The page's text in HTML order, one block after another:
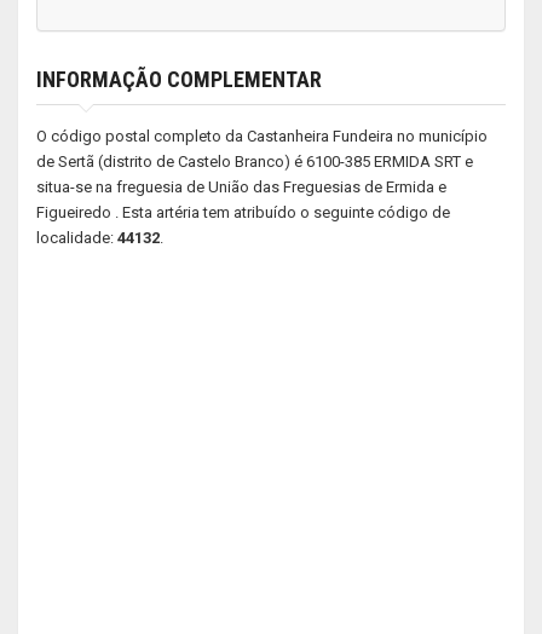
INFORMAÇÃO COMPLEMENTAR
O código postal completo da Castanheira Fundeira no município
de Sertã (distrito de Castelo Branco) é 6100-385 ERMIDA SRT e
situa-se na freguesia de União das Freguesias de Ermida e
Figueiredo . Esta artéria tem atribuído o seguinte código de
localidade: 44132.